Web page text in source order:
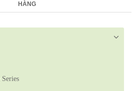
HÀNG
Series